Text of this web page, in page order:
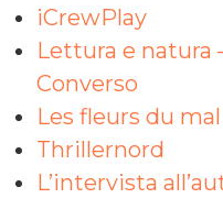
iCrewPlay
Lettura e natura
Converso
Les fleurs du mal
Thrillernord
L’intervista